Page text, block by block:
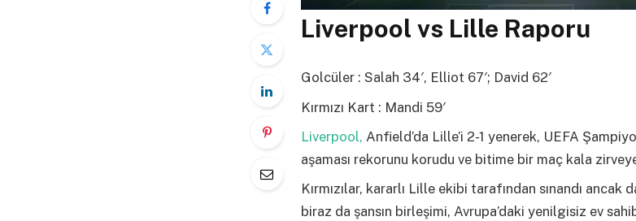
Liverpool vs Lille Raporu
Golcüler : Salah 34′, Elliot 67′; David 62′
Kırmızı Kart : Mandi 59′
Liverpool, Anfield’da Lille’i 2-1 yenerek, UEFA
aşaması rekorunu korudu ve bitime bir maç kala
Kırmızılar, kararlı Lille ekibi tarafından sınandı ancak
biraz da şansın birleşimi, Avrupa’daki yenilgisiz ev